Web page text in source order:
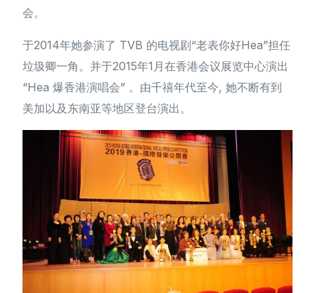
会。
于2014年她参演了 TVB 的电视剧“老表你好Hea”担任
垃圾卿一角。并于2015年1月在香港会议展览中心演出
“Hea 爆香港演唱会” 。由千禧年代至今, 她不断有到
美加以及东南亚等地区登台演出。